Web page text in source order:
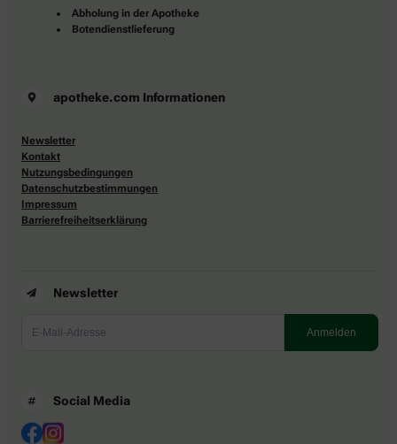
Abholung in der Apotheke
Botendienstlieferung
apotheke.com Informationen
Newsletter
Kontakt
Nutzungsbedingungen
Datenschutzbestimmungen
Impressum
Barrierefreiheitserklärung
Newsletter
Social Media